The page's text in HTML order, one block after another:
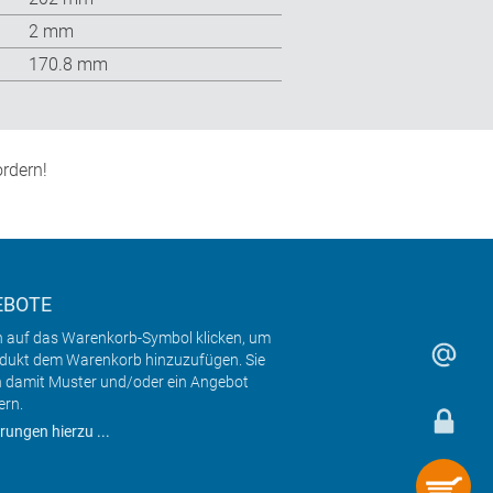
2 mm
170.8 mm
auf das Warenkorb-Symbol klicken, um
dem Warenkorb hinzuzufügen. Sie
damit Muster und/oder ein Angebot
hierzu ...